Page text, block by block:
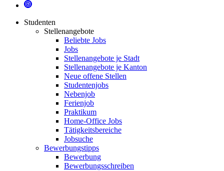
Studenten
Stellenangebote
Beliebte Jobs
Jobs
Stellenangebote je Stadt
Stellenangebote je Kanton
Neue offene Stellen
Studentenjobs
Nebenjob
Ferienjob
Praktikum
Home-Office Jobs
Tätigkeitsbereiche
Jobsuche
Bewerbungstipps
Bewerbung
Bewerbungsschreiben